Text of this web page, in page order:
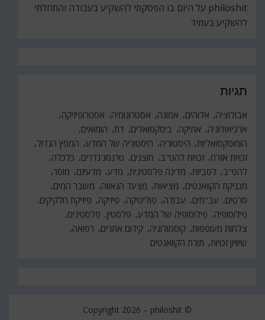
philoshit על היום בו הפסקתי להשקיע בעבודה והתחלתי
להשקיע בעתיד
תגיות
אבולוציה אלוהים אמונה אסטרונומיה
אסטרופיזיקה
ארכיאולוגיה
אתיקה ביסקסואלים דת
הומואים
הומוסקסואליות
היסטוריה היסטוריה של המדע
המפץ הגדול
זכויות אזרח זכויות להט"ב חוצנים טרנסג'נדרים
כלכלה
להט"ב
לסביות מדינה פלסטינית מדע מדעיזם
מוסר
מכניקת הקוואנטים
מציאות מצעד הגאווה
משבר המים
סרטים
עב"מים עבודה פוליטיקה פיזיקה
פיזיקת חלקיקים
פילוסופיה
פילוסופיה של המדע פלסטין פלסטינים
צלחות מעופפות קוסמולוגיה קידום אתרים
רפואה
שיוויון זכויות
תורת הקוואנטים
© Copyright 2026 –
philoshit